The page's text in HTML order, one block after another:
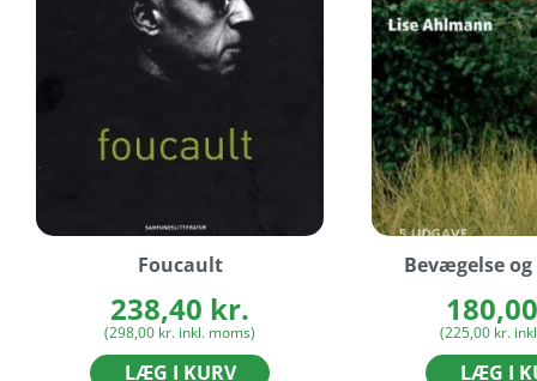
Foucault
238,40 kr.
(298,00 kr. inkl. moms)
LÆG I KURV
Bevægelse
180,00
(225,00 kr.
LÆG I